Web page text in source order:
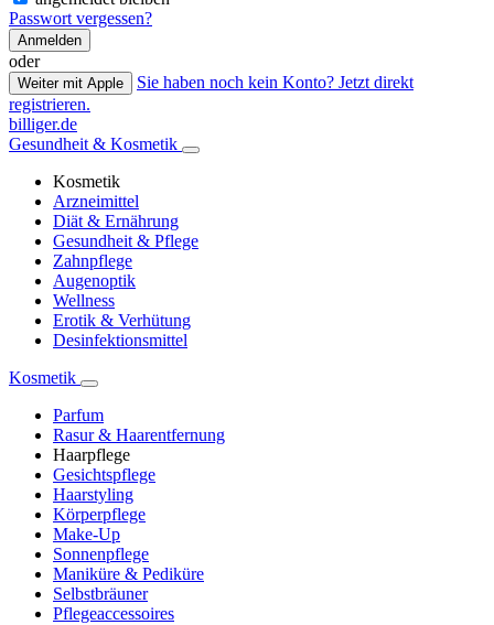
Passwort vergessen?
Anmelden
oder
Weiter mit Apple
Sie haben noch kein Konto? Jetzt direkt
registrieren.
billiger.de
Gesundheit & Kosmetik
Kosmetik
Arzneimittel
Diät & Ernährung
Gesundheit & Pflege
Zahnpflege
Augenoptik
Wellness
Erotik & Verhütung
Desinfektionsmittel
Kosmetik
Parfum
Rasur & Haarentfernung
Haarpflege
Gesichtspflege
Haarstyling
Körperpflege
Make-Up
Sonnenpflege
Maniküre & Pediküre
Selbstbräuner
Pflegeaccessoires